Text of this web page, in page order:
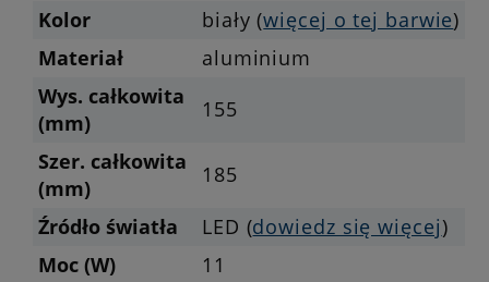
Kolor
biały (więcej o tej barwie)
Materiał
aluminium
Wys. całkowita
(mm)
155
Szer. całkowita
(mm)
185
Źródło światła
LED (dowiedz się więcej)
Moc (W)
11